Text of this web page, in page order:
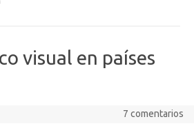
visual en países
7 comentarios